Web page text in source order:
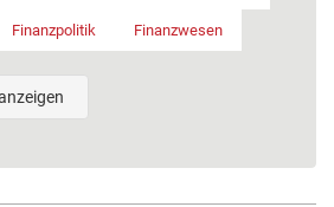
Finanzpolitik Finanzwesen